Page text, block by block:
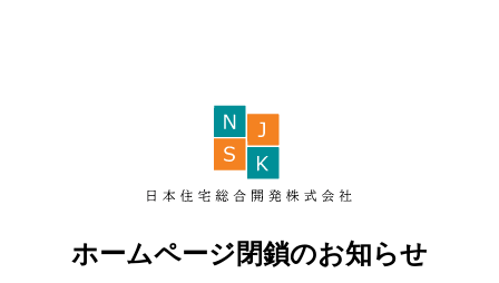
ホームページ閉鎖のお知らせ